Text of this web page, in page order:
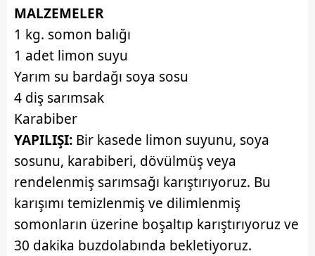
MALZEMELER
1 kg. somon balığı
1 adet limon suyu
Yarım su bardağı soya sosu
4 diş sarımsak
Karabiber
YAPILIŞI: Bir kasede limon suyunu, soya
sosunu, karabiberi, dövülmüş veya
rendelenmiş sarımsağı karıştırıyoruz. Bu
karışımı temizlenmiş ve dilimlenmiş
somonların üzerine boşaltıp karıştırıyoruz ve
30 dakika buzdolabında bekletiyoruz.